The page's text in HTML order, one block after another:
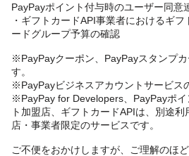
PayPayポイント付与時のユーザー同意
・ギフトカードAPI事業者におけるギ
ードグループ予算の確認
※PayPayクーポン、PayPayスタンプ
す。
※PayPayビジネスアカウントサービス
※PayPay for Developers、PayPayポイ
ト加盟店、ギフトカードAPIは、別途
店・事業者限定のサービスです。
ご不便をおかけしますが、ご理解のほど